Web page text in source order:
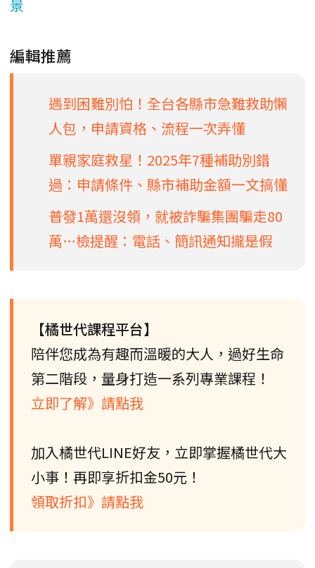
景
編輯推薦
遇到困難別怕！全台各縣市急難救助懶
人包，申請資格、流程一次弄懂
單親家庭救星！2025年7種補助別錯
過：申請條件、縣市補助金額一文搞懂
普發1萬還沒領，就被詐騙集團騙走80
萬…檢提醒：電話、簡訊通知攏是假
【橘世代課程平台】
陪伴您成為有趣而溫暖的大人，過好生命
第二階段，量身打造一系列專業課程！
立即了解》請點我
加入橘世代LINE好友，立即掌握橘世代大
小事！再即享折扣金50元！
領取折扣》請點我